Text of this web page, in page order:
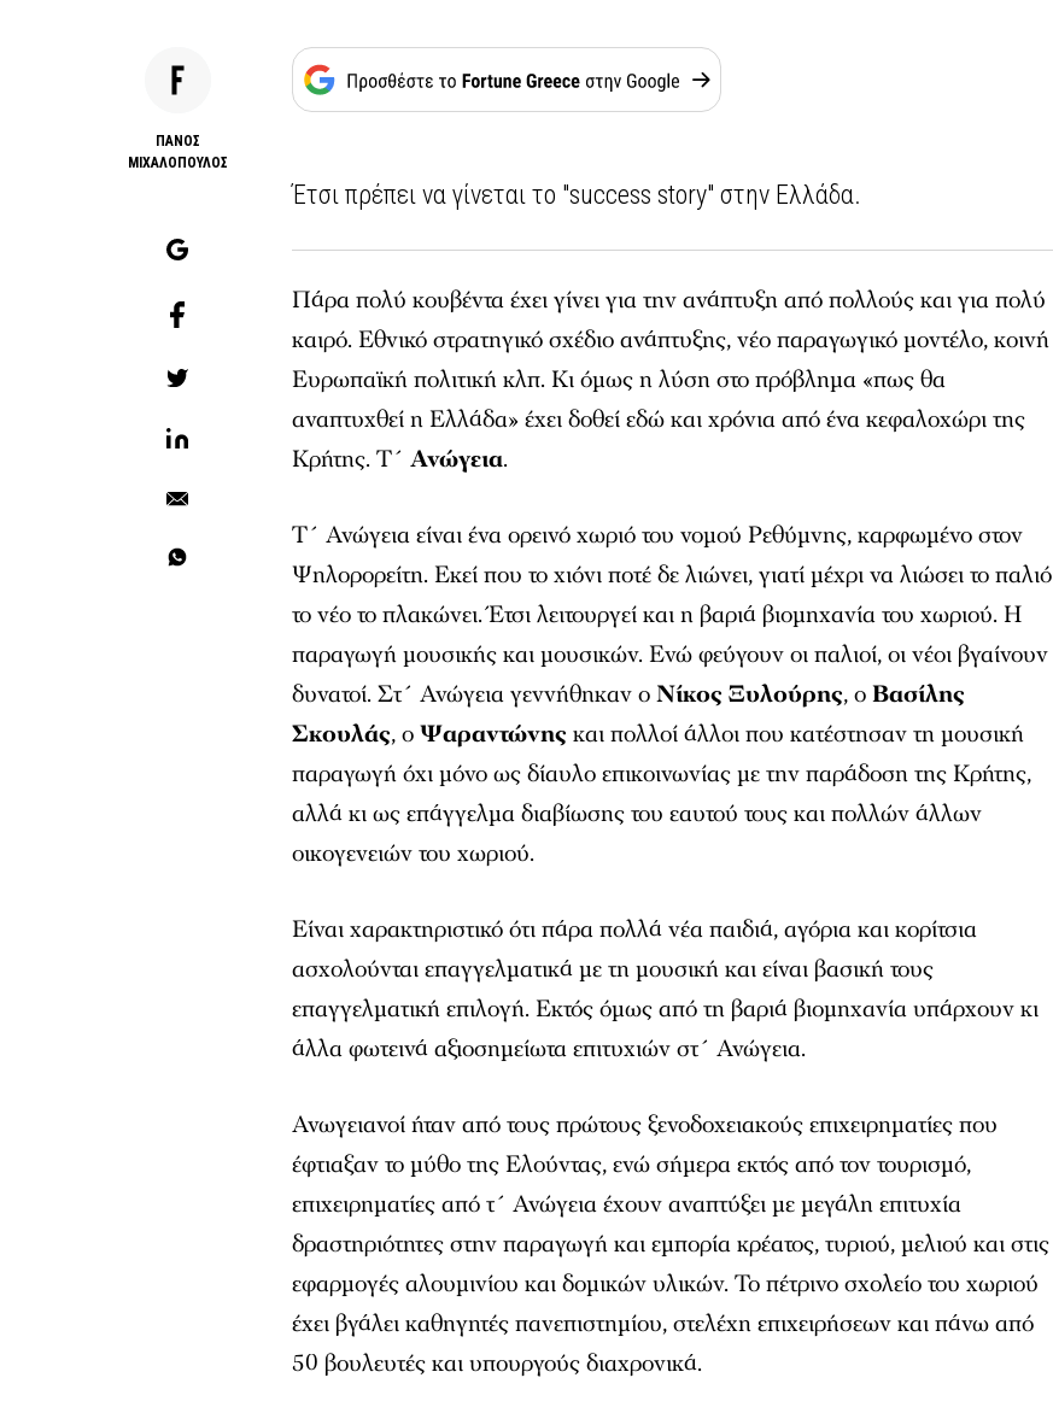
ΠΑΝΟΣ
ΜΙΧΑΛΟΠΟΥΛΟΣ
Έτσι πρέπει να γίνεται το "success story" στην Ελλάδα.
Πάρα πολύ κουβέντα έχει γίνει για την ανάπτυξη από πολλούς και για πολύ
καιρό. Εθνικό στρατηγικό σχέδιο ανάπτυξης, νέο παραγωγικό μοντέλο, κοινή
Ευρωπαϊκή πολιτική κλπ. Κι όμως η λύση στο πρόβλημα «πως θα
αναπτυχθεί η Ελλάδα» έχει δοθεί εδώ και χρόνια από ένα κεφαλοχώρι της
Κρήτης. Τ´Ανώγεια.
Τ´ Ανώγεια είναι ένα ορεινό χωριό του νομού Ρεθύμνης, καρφωμένο στον
Ψηλορορείτη. Εκεί που το χιόνι ποτέ δε λιώνει, γιατί μέχρι να λιώσει το παλιό
το νέο το πλακώνει. Έτσι λειτουργεί και η βαριά βιομηχανία του χωριού. Η
παραγωγή μουσικής και μουσικών. Ενώ φεύγουν οι παλιοί, οι νέοι βγαίνουν
δυνατοί. Στ´ Ανώγεια γεννήθηκαν οΝίκος Ξυλούρης, οΒασίλης
Σκουλάς, οΨαραντώνης και πολλοί άλλοι που κατέστησαν τη μουσική
παραγωγή όχι μόνο ως δίαυλο επικοινωνίας με την παράδοση της Κρήτης,
αλλά κι ως επάγγελμα διαβίωσης του εαυτού τους και πολλών άλλων
οικογενειών του χωριού.
Είναι χαρακτηριστικό ότι πάρα πολλά νέα παιδιά, αγόρια και κορίτσια
ασχολούνται επαγγελματικά με τη μουσική και είναι βασική τους
επαγγελματική επιλογή. Εκτός όμως από τη βαριά βιομηχανία υπάρχουν κι
άλλα φωτεινά αξιοσημείωτα επιτυχιών στ´ Ανώγεια.
Ανωγειανοί ήταν από τους πρώτους ξενοδοχειακούς επιχειρηματίες που
έφτιαξαν το μύθο της Ελούντας, ενώ σήμερα εκτός από τον τουρισμό,
επιχειρηματίες από τ´ Ανώγεια έχουν αναπτύξει με μεγάλη επιτυχία
δραστηριότητες στην παραγωγή και εμπορία κρέατος, τυριού, μελιού και στις
εφαρμογές αλουμινίου και δομικών υλικών. Το πέτρινο σχολείο του χωριού
έχει βγάλει καθηγητές πανεπιστημίου, στελέχη επιχειρήσεων και πάνω από
50 βουλευτές και υπουργούς διαχρονικά.